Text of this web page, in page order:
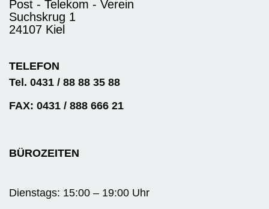
Post - Telekom - Verein
Suchskrug 1
24107 Kiel
TELEFON
Tel. 0431 / 88 88 35 88
FAX: 0431 / 888 666 21
BÜROZEITEN
Dienstags: 15:00 – 19:00 Uhr